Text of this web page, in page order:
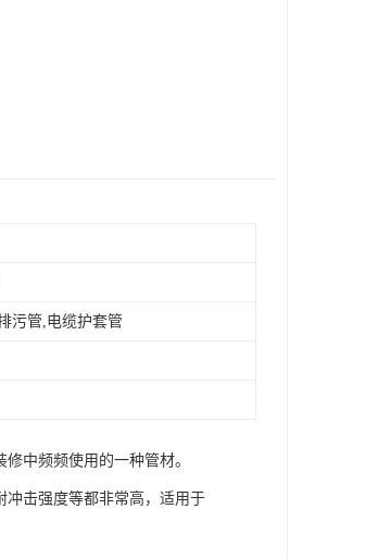
污管,电缆护套管
中频频使用的一种管材。
冲击强度等都非常高，适用于